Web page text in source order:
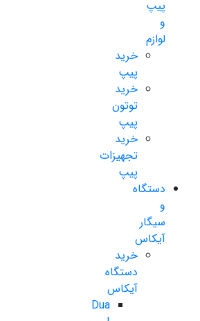
پیپ
و
لوازم
خرید
پیپ
خرید
توتون
پیپ
خرید
تجهیزات
پیپ
دستگاه
و
سیگار
آیکاس
خرید
دستگاه
آیکاس
Dua